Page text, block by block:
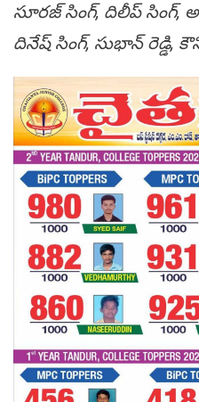
సూరజ్ సింగ్, దిలీప్ సింగ్,
దినేష్ సింగ్, సుభాన్ రెడ్డి,